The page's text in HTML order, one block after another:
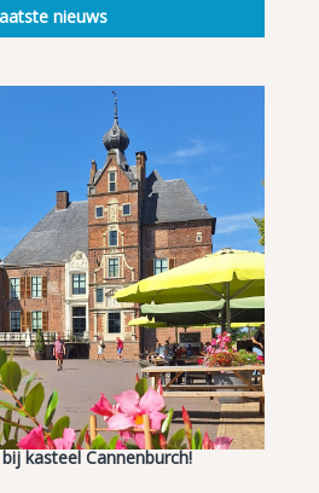
nieuws
kasteel Cannenburch!